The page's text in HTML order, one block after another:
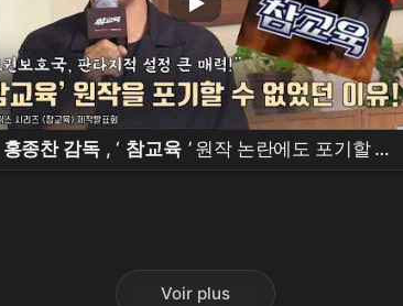
홍종찬 감독 , ‘ 참교육 ’ 원작 논란에도 포기할 수
없었던 이유! | 넷플릭스 [ 참교육 ] 제작발표회
Voir plus